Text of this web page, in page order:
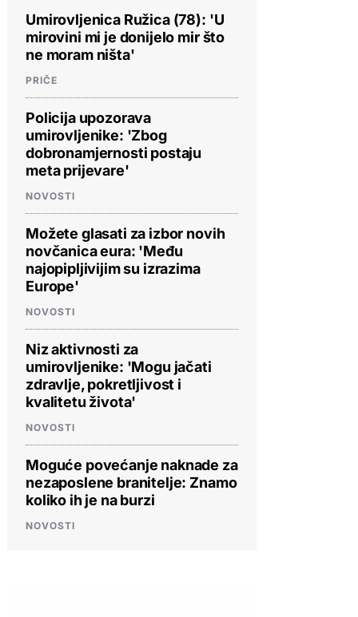
Umirovljenica Ružica (78): 'U
mirovini mi je donijelo mir što
ne moram ništa'
PRIČE
Policija upozorava
umirovljenike: 'Zbog
dobronamjernosti postaju
meta prijevare'
NOVOSTI
Možete glasati za izbor novih
novčanica eura: 'Među
najopipljivijim su izrazima
Europe'
NOVOSTI
Niz aktivnosti za
umirovljenike: 'Mogu jačati
zdravlje, pokretljivost i
kvalitetu života'
NOVOSTI
Moguće povećanje naknade za
nezaposlene branitelje: Znamo
koliko ih je na burzi
NOVOSTI